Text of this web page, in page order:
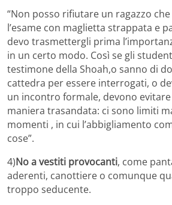
“Non posso rifiutare un ragazzo
l’esame con maglietta strappata e
devo trasmettergli prima
in un certo modo. Così se gli
testimone della Shoah,o sanno di
cattedra per essere interrogati, o
un incontro formale, devono
maniera trasandata: ci sono limiti
momenti , in cui l’abbigliamento
cose”.
4)No a vestiti provocanti, come
aderenti, canottiere o comunque
troppo seducente.